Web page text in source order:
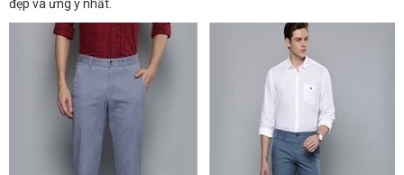
đẹp và ưng ý nhất.